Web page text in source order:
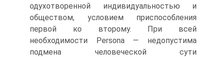
одухотворенной индивидуальностью и
обществом, условием приспособления
первой ко второму. При всей
необходимости Persona — недопустима
подмена человеческой сути